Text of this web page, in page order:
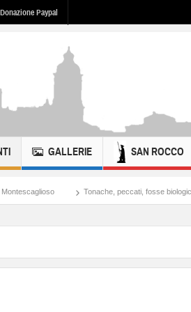
Donazione Paypal
GALLERIE SAN ROCCO
Tonache, peccati, fosse biologiche e